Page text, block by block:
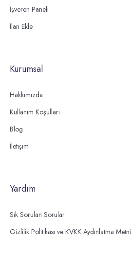
İşveren Paneli
İlan Ekle
Kurumsal
Hakkımızda
Kullanım Koşulları
Blog
İletişim
Yardım
Sık Sorulan Sorular
Gizlilik Politikası ve KVKK Aydınlatma Metni